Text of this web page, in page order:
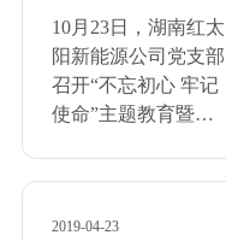
担当、要实干”的要
求出发，结合公司销
售实际...
题教育暨党支部书记
讲党课...
10月23日，湖南红太
阳新能源公司党支部
召开“不忘初心 牢记
使命”主题教育暨党
心、抓改革、担使
2019-04-23